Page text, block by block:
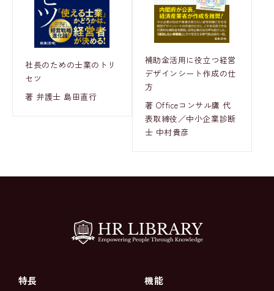
社長のための士業のトリ
セツ
著 弁護士 島田直行
補助金活用に役立つ経営
デザインシート作成の仕
方
著 Officeコンサル鷹 代
表取締役／中小企業診断
士 中村貴彦
特長 機能